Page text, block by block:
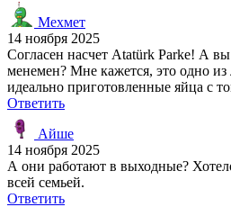
Мехмет
14 ноября 2025
Согласен насчет Atatürk Parke! А
менемен? Мне кажется, это одно
идеально приготовленные яйца с
Ответить
Айше
14 ноября 2025
А они работают в выходные?
всей семьей.
Ответить